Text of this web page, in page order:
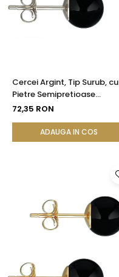
Seturi Perle cu Argint
Brățări cu Perle
Cercei Argint, Tip Surub, cu
Pietre Semipretioase
Naturale de Onix de 8 mm
72,35 RON
ADAUGA IN COS